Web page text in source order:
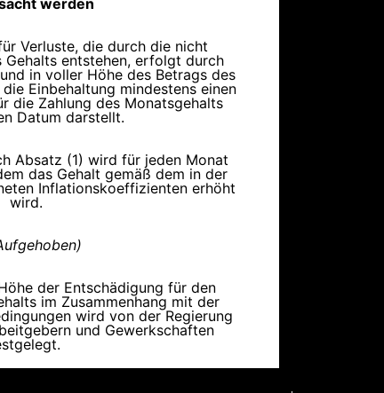
werden
Verluste, die durch die nicht
entstehen, erfolgt durch
in voller Höhe des Betrags des
Einbehaltung mindestens einen
die Zahlung des Monatsgehalts
Datum darstellt.
Absatz (1) wird für jeden Monat
das Gehalt gemäß dem in der
Inflationskoeffizienten erhöht
wird.
der Entschädigung für den
im Zusammenhang mit der
wird von der Regierung
und Gewerkschaften